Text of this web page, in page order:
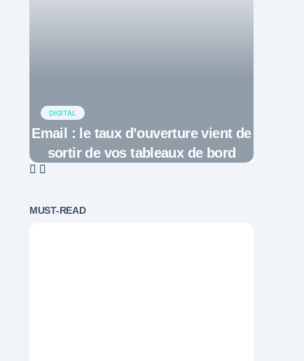
DIGITAL
Email : le taux d’ouverture vient de
sortir de vos tableaux de bord
MUST-READ